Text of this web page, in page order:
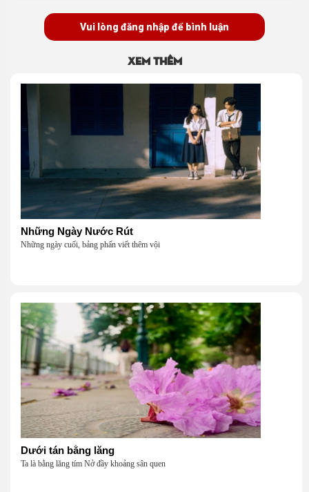
Vui lòng đăng nhập để bình luận
Xem thêm
Những Ngày Nước Rút
Những ngày cuối, bảng phấn viết thêm vội
Dưới tán bằng lăng
Ta là bằng lăng tím Nở đầy khoảng sân quen